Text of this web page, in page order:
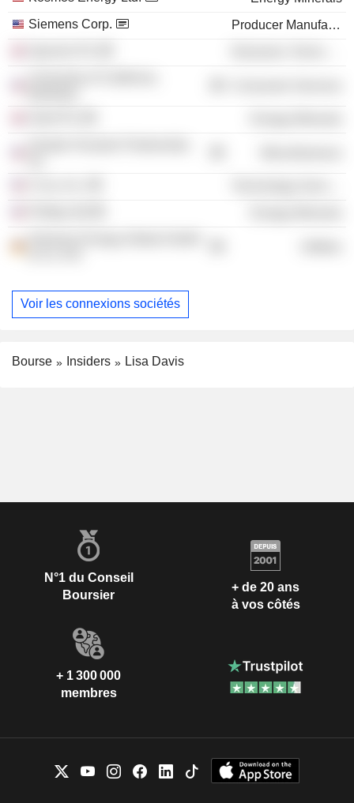
Siemens Corp.
Producer Manufacturing
Voir les connexions sociétés
Bourse Insiders Lisa Davis
N°1 du Conseil
Boursier
+ de 20 ans
à vos côtés
+ 1 300 000
membres